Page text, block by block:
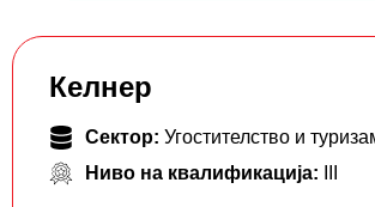
Келнер
Сектор: Угостителство и
Ниво на квалификација: